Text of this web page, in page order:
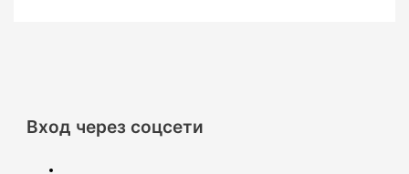
Вход через соцсети